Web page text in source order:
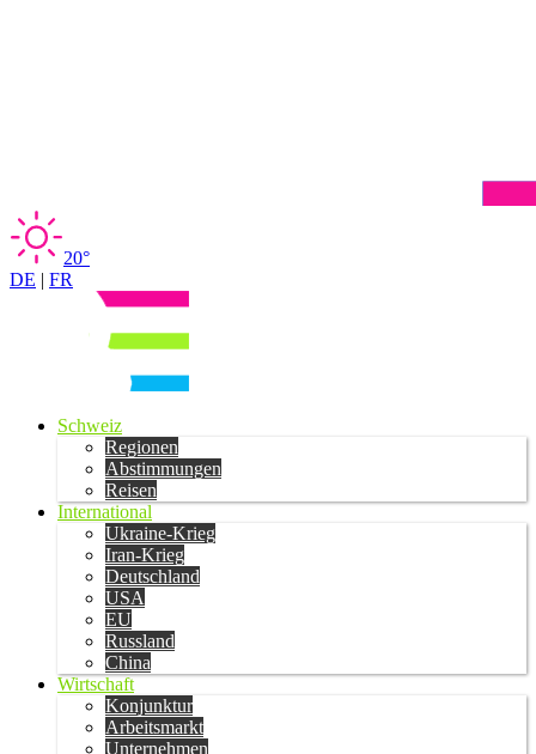
20°
DE | FR
Schweiz
Regionen
Abstimmungen
Reisen
International
Ukraine-Krieg
Iran-Krieg
Deutschland
USA
EU
Russland
China
Wirtschaft
Konjunktur
Arbeitsmarkt
Unternehmen